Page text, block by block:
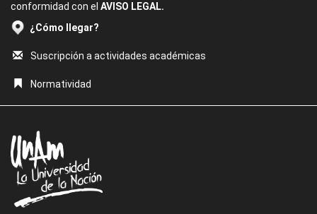
conformidad con el AVISO LEGAL.
¿Cómo llegar?
Suscripción a actividades académicas
Normatividad